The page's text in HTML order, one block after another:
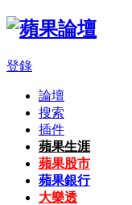
登錄
論壇
搜索
插件
蘋果生涯
蘋果股市
蘋果銀行
大樂透